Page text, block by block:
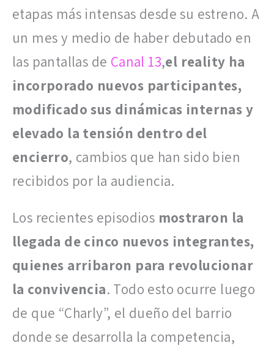
etapas más intensas desde su estreno. A
un mes y medio de haber debutado en
las pantallas de Canal 13,el reality ha
incorporado nuevos participantes,
modificado sus dinámicas internas y
elevado la tensión dentro del
encierro, cambios que han sido bien
recibidos por la audiencia.
Los recientes episodios mostraron la
llegada de cinco nuevos integrantes,
quienes arribaron para revolucionar
la convivencia. Todo esto ocurre luego
de que “Charly”, el dueño del barrio
donde se desarrolla la competencia,